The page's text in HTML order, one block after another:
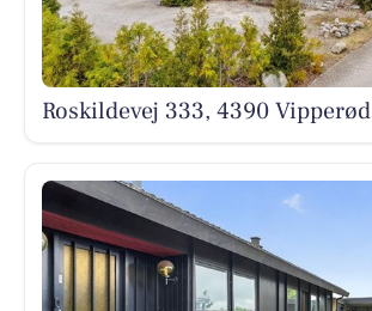
Roskildevej 333, 4390 Vipperød